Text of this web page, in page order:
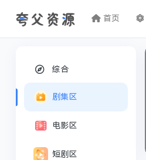
首页
综合
剧集区
电影区
短剧区